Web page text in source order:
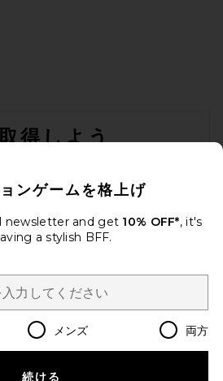
得しよう
イバシーポリシー
Change Country Regions
ja USD
ンゲームを格上げ
newsletter and get 10% OFF*, it's
a stylish BFF.
メンズ 両方
続ける